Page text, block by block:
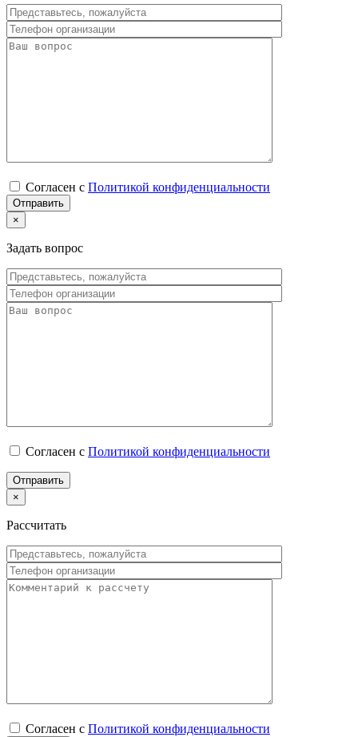
Согласен с Политикой конфиденциальности
×
Задать вопрос
Согласен с Политикой конфиденциальности
×
Рассчитать
Согласен с Политикой конфиденциальности